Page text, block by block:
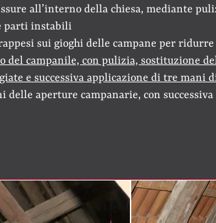
all’interno della chiesa, mediante
parti instabili
sui gioghi delle campane per
del campanile, con pulizia, sostituzione
e successiva applicazione di tre mani
delle aperture campanarie, con